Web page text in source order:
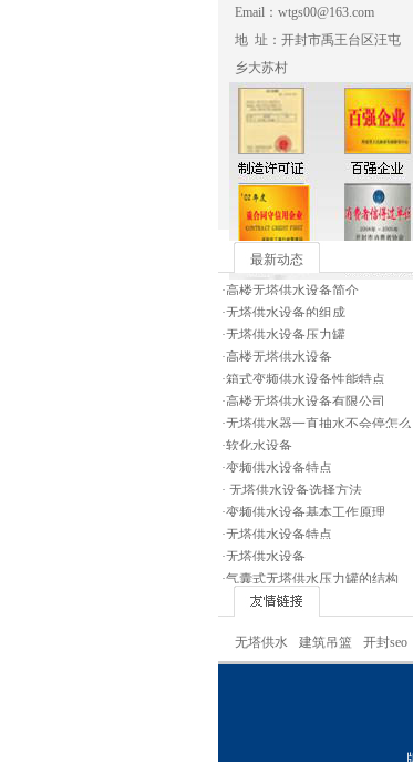
Email：wtgs00@163.com
地 址：开封市禹王台区汪屯
乡大苏村
最新动态
·高楼无塔供水设备简介
·无塔供水设备的组成
·无塔供水设备压力罐
·高楼无塔供水设备
·箱式变频供水设备性能特点
·高楼无塔供水设备有限公司
·无塔供水器一直抽水不会停怎么
·软化水设备
·变频供水设备特点
· 无塔供水设备选择方法
·变频供水设备基本工作原理
·无塔供水设备特点
·无塔供水设备
·气囊式无塔供水压力罐的结构
无塔供水 建筑吊篮 开封seo